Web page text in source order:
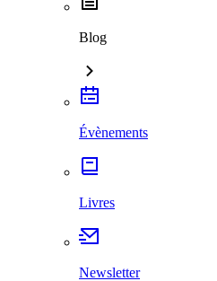
Blog
Évènements
Livres
Newsletter